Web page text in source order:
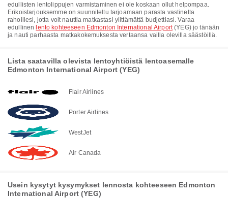
edullisten lentolippujen varmistaminen ei ole koskaan ollut helpompaa.
Erikoistarjouksemme on suunniteltu tarjoamaan parasta vastinetta
rahoillesi, jotta voit nauttia matkastasi ylittämättä budjettiasi. Varaa
edullinen lento kohteeseen Edmonton International Airport(YEG) jo tänään
ja nauti parhaasta matkakokemuksesta vertaansa vailla olevilla säästöillä.
Lista saatavilla olevista lentoyhtiöistä lentoasemalle
Edmonton International Airport (YEG)
Flair Airlines
Porter Airlines
WestJet
Air Canada
Usein kysytyt kysymykset lennosta kohteeseen Edmonton
International Airport (YEG)